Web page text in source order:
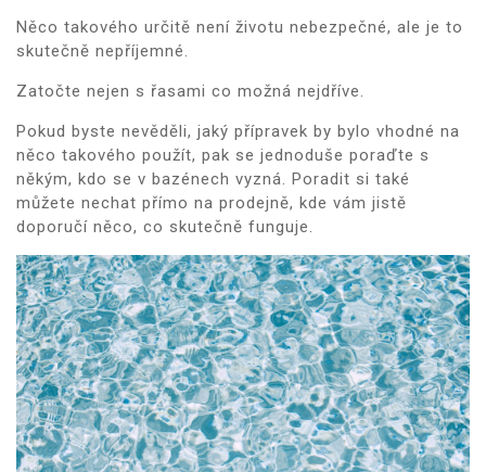
Něco takového určitě není životu nebezpečné, ale je to
skutečně nepříjemné.
Zatočte nejen s řasami co možná nejdříve.
Pokud byste nevěděli, jaký přípravek by bylo vhodné na
něco takového použít, pak se jednoduše poraďte s
někým, kdo se v bazénech vyzná. Poradit si také
můžete nechat přímo na prodejně, kde vám jistě
doporučí něco, co skutečně funguje.